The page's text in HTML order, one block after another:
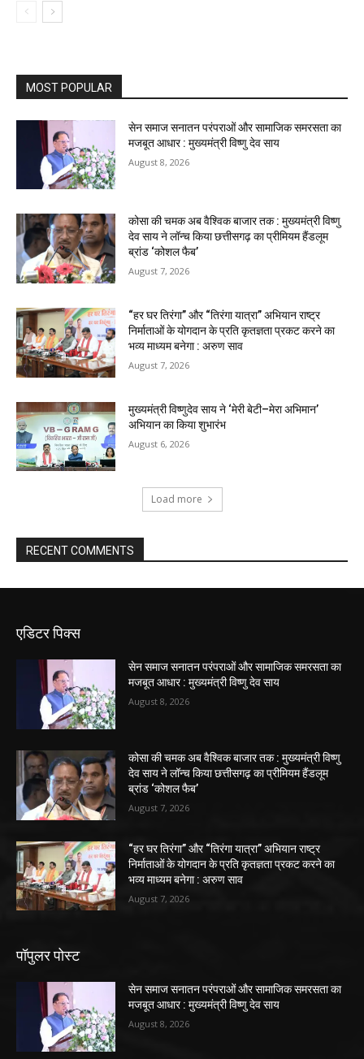
MOST POPULAR
सेन समाज सनातन परंपराओं और सामाजिक समरसता का
मजबूत आधार : मुख्यमंत्री विष्णु देव साय
August 8, 2026
कोसा की चमक अब वैश्विक बाजार तक : मुख्यमंत्री विष्णु
देव साय ने लॉन्च किया छत्तीसगढ़ का प्रीमियम हैंडलूम
ब्रांड ‘कोशल फैब’
August 7, 2026
“हर घर तिरंगा” और “तिरंगा यात्रा” अभियान राष्ट्र
निर्माताओं के योगदान के प्रति कृतज्ञता प्रकट करने का
भव्य माध्यम बनेगा : अरुण साव
August 7, 2026
मुख्यमंत्री विष्णुदेव साय ने ‘मेरी बेटी–मेरा अभिमान’
अभियान का किया शुभारंभ
August 6, 2026
Load more
RECENT COMMENTS
एडिटर पिक्स
सेन समाज सनातन परंपराओं और सामाजिक समरसता का
मजबूत आधार : मुख्यमंत्री विष्णु देव साय
August 8, 2026
कोसा की चमक अब वैश्विक बाजार तक : मुख्यमंत्री विष्णु
देव साय ने लॉन्च किया छत्तीसगढ़ का प्रीमियम हैंडलूम
ब्रांड ‘कोशल फैब’
August 7, 2026
“हर घर तिरंगा” और “तिरंगा यात्रा” अभियान राष्ट्र
निर्माताओं के योगदान के प्रति कृतज्ञता प्रकट करने का
भव्य माध्यम बनेगा : अरुण साव
August 7, 2026
पॉपुलर पोस्ट
सेन समाज सनातन परंपराओं और सामाजिक समरसता का
मजबूत आधार : मुख्यमंत्री विष्णु देव साय
August 8, 2026